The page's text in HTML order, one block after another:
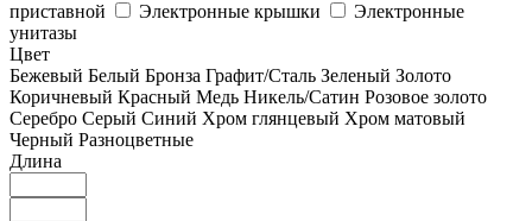
приставной
Электронные крышки
Электронные
унитазы
Цвет
Бежевый Белый Бронза Графит/Сталь Зеленый Золото
Коричневый Красный Медь Никель/Сатин Розовое золото
Серебро Серый Синий Хром глянцевый Хром матовый
Черный Разноцветные
Длина